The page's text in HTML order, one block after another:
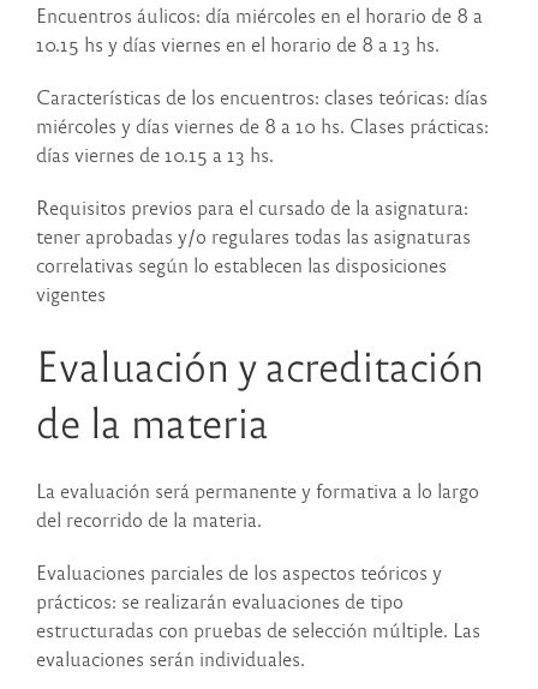
Encuentros áulicos: día miércoles en el horario de 8 a
10.15 hs y días viernes en el horario de 8 a 13 hs.
Características de los encuentros: clases teóricas: días
miércoles y días viernes de 8 a 10 hs. Clases prácticas:
días viernes de 10.15 a 13 hs.
Requisitos previos para el cursado de la asignatura:
tener aprobadas y/o regulares todas las asignaturas
correlativas según lo establecen las disposiciones
vigentes
Evaluación y acreditación
de la materia
La evaluación será permanente y formativa a lo largo
del recorrido de la materia.
Evaluaciones parciales de los aspectos teóricos y
prácticos: se realizarán evaluaciones de tipo
estructuradas con pruebas de selección múltiple. Las
evaluaciones serán individuales.